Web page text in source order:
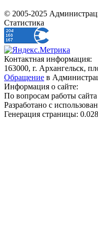
© 2005-2025
Статистика
Контактная информация:
163000, г. Архангельск,
Обращение в
Информация о сайте:
По вопросам работы
Разработано с
Генерация страницы: